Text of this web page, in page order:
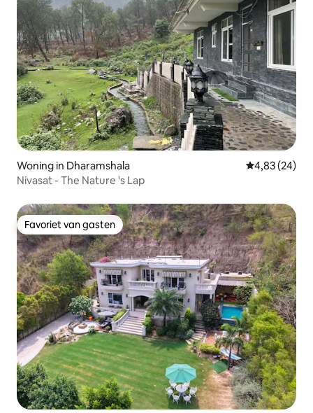
Woning in Dharamshala Gemiddelde
4,83 (24)
Nivasat - The Nature 's Lap
Favoriet van gasten
Favoriet van gasten